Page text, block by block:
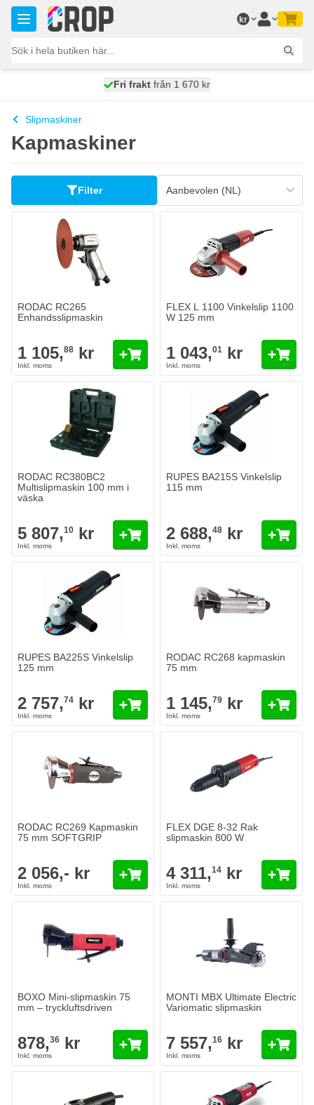
Hoppa till innehållet
kr
skickas idag
Fri frakt från 1 670 kr
100 dagars
Slipmaskiner
Kapmaskiner
Filter
RODAC RC265
Enhandsslipmaskin
1 105,88 kr
FLEX L 1100 Vinkelslip 1100
W 125 mm
1 043,01 kr
RODAC RC380BC2
Multislipmaskin 100 mm i
väska
5 807,10 kr
RUPES BA215S Vinkelslip
115 mm
2 688,48 kr
RUPES BA225S Vinkelslip
125 mm
2 757,74 kr
RODAC RC268 kapmaskin
75 mm
1 145,79 kr
RODAC RC269 Kapmaskin
75 mm SOFTGRIP
2 056,- kr
FLEX DGE 8-32 Rak
slipmaskin 800 W
4 311,14 kr
BOXO Mini-slipmaskin 75
mm – tryckluftsdriven
878,36 kr
MONTI MBX Ultimate Electric
Variomatic slipmaskin
7 557,16 kr